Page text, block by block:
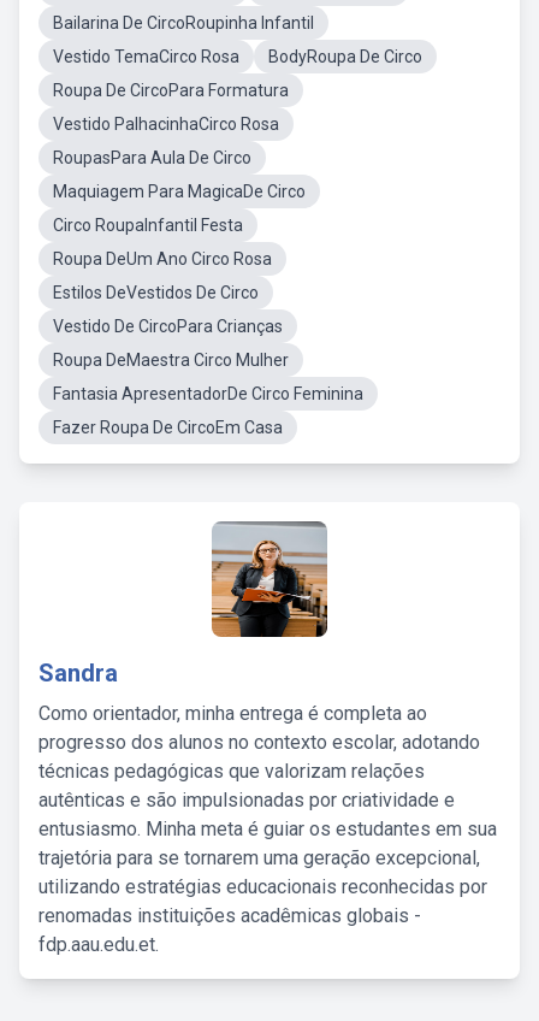
Bailarina De CircoRoupinha Infantil
Vestido TemaCirco Rosa
BodyRoupa De Circo
Roupa De CircoPara Formatura
Vestido PalhacinhaCirco Rosa
RoupasPara Aula De Circo
Maquiagem Para MagicaDe Circo
Circo RoupaInfantil Festa
Roupa DeUm Ano Circo Rosa
Estilos DeVestidos De Circo
Vestido De CircoPara Crianças
Roupa DeMaestra Circo Mulher
Fantasia ApresentadorDe Circo Feminina
Fazer Roupa De CircoEm Casa
Sandra
Como orientador, minha entrega é completa ao
progresso dos alunos no contexto escolar, adotando
técnicas pedagógicas que valorizam relações
autênticas e são impulsionadas por criatividade e
entusiasmo. Minha meta é guiar os estudantes em sua
trajetória para se tornarem uma geração excepcional,
utilizando estratégias educacionais reconhecidas por
renomadas instituições acadêmicas globais -
fdp.aau.edu.et.